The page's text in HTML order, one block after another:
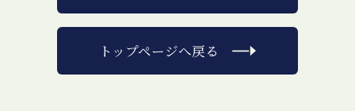
トップページへ戻る